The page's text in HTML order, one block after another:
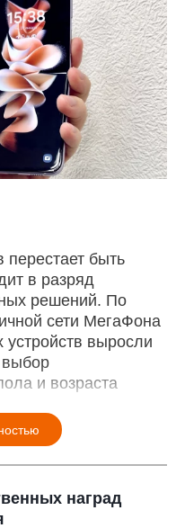
перестает быть
в разряд
решений. По
сети МегаФона
устройств выросли
выбор
и возраста
наград